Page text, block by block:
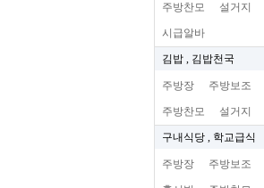
주방찬모 설거지
시급알바
김밥 , 김밥천국
주방장 주방보조
주방찬모 설거지
구내식당 , 학교급식
주방장 주방보조